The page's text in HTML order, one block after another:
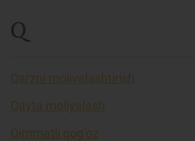
Q
Qarzni moliyalashtirish
Qayta moliyalash
Qimmatli qog’oz